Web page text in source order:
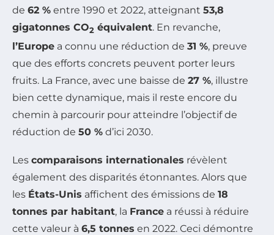
de 62 % entre 1990 et 2022, atteignant 53,8
gigatonnes CO2 équivalent. En revanche,
l’Europe a connu une réduction de 31 %, preuve
que des efforts concrets peuvent porter leurs
fruits. La France, avec une baisse de 27 %, illustre
bien cette dynamique, mais il reste encore du
chemin à parcourir pour atteindre l’objectif de
réduction de 50 % d’ici 2030.
Les comparaisons internationales révèlent
également des disparités étonnantes. Alors que
les États-Unis affichent des émissions de 18
tonnes par habitant, la France a réussi à réduire
cette valeur à 6,5 tonnes en 2022. Ceci démontre